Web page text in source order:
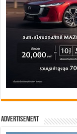
Advertisement